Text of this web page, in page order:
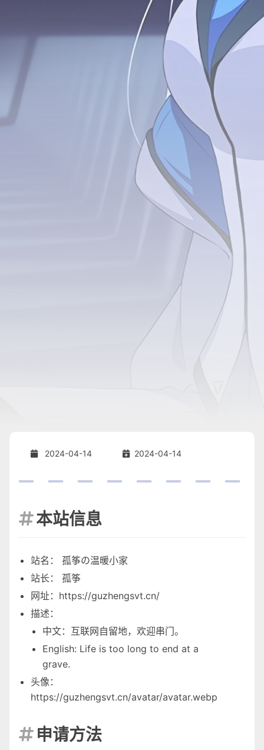
2024-04-14 2024-04-14
本站信息
站名： 孤筝の温暖小家
站长： 孤筝
网址：https://guzhengsvt.cn/
描述：
中文：互联网自留地，欢迎串门。
English: Life is too long to end at a
grave.
头像：
https://guzhengsvt.cn/avatar/avatar.webp
 申请方法